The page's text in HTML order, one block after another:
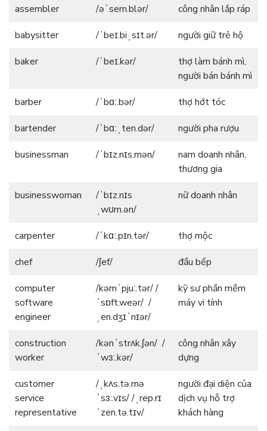
assembler
/əˈsem.blər/
công nhân lắp ráp
babysitter
/ˈbeɪ.biˌsɪt.ər/
người giữ trẻ hộ
baker
/ˈbeɪ.kər/
thợ làm bánh mì,
người bán bánh mì
barber
/ˈbɑː.bər/
thợ hớt tóc
bartender
/ˈbɑːˌten.dər/
người pha rượu
businessman
/ˈbɪz.nɪs.mən/
nam doanh nhân,
thương gia
businesswoman
/ˈbɪz.nɪs
ˌwʊm.ən/
nữ doanh nhân
carpenter /ˈkɑː.pɪn.tər/
thợ mộc
chef
/ʃef/
đầu bếp
computer
software
engineer
/kəmˈpjuː.tər/ /
ˈsɒft.weər/ /
ˌen.dʒɪˈnɪər/
kỹ sư phần mềm
máy vi tính
construction
worker
/kənˈstrʌk.ʃən/ /
ˈwɜː.kər/
công nhân xây
dựng
customer
service
representative
/ˌkʌs.tə.mə
ˈsɜː.vɪs/ /ˌrep.rɪ
ˈzen.tə.tɪv/
người đại diện của
dịch vụ hỗ trợ
khách hàng